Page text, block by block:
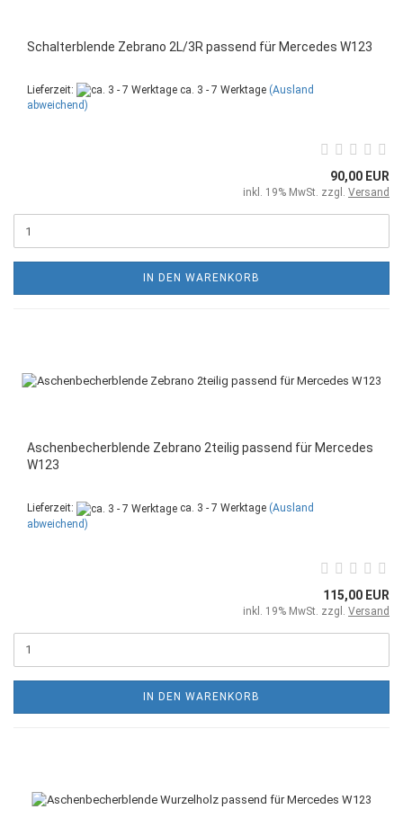
Schalterblende Zebrano 2L/3R passend für Mercedes W123
Lieferzeit: ca. 3 - 7 Werktage (Ausland
abweichend)
90,00 EUR
inkl. 19% MwSt. zzgl. Versand
IN DEN WARENKORB
Aschenbecherblende Zebrano 2teilig passend für Mercedes
W123
Lieferzeit: ca. 3 - 7 Werktage (Ausland
abweichend)
115,00 EUR
inkl. 19% MwSt. zzgl. Versand
IN DEN WARENKORB